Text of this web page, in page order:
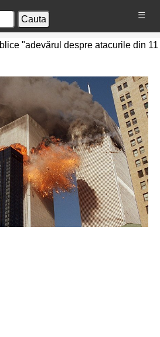
Cauta ☰
"adevărul despre atacurile din 11